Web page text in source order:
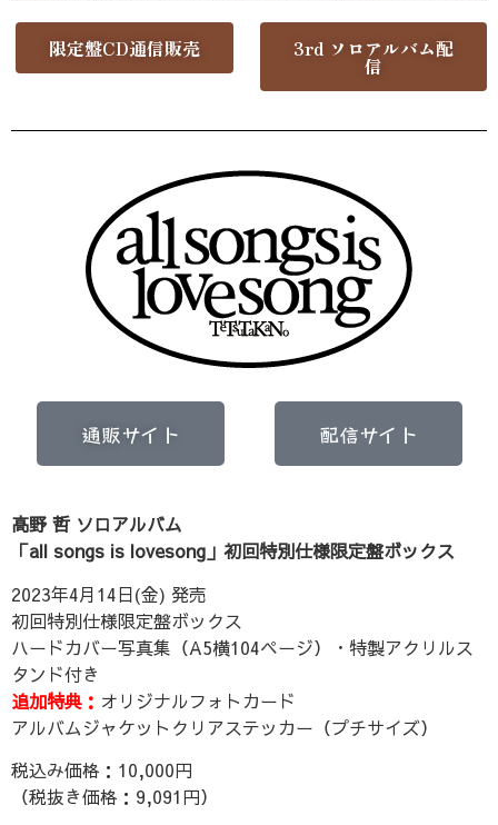
限定盤CD通信販売 3rd ソロアルバム配
信
通販サイト 配信サイト
高野 哲 ソロアルバム
「all songs is lovesong」初回特別仕様限定盤ボックス
2023年4月14日(金) 発売
初回特別仕様限定盤ボックス
ハードカバー写真集（A5横104ページ）・特製アクリルス
タンド付き
追加特典： オリジナルフォトカード
アルバムジャケットクリアステッカー（プチサイズ）
税込み価格：10,000円
（税抜き価格：9,091円）